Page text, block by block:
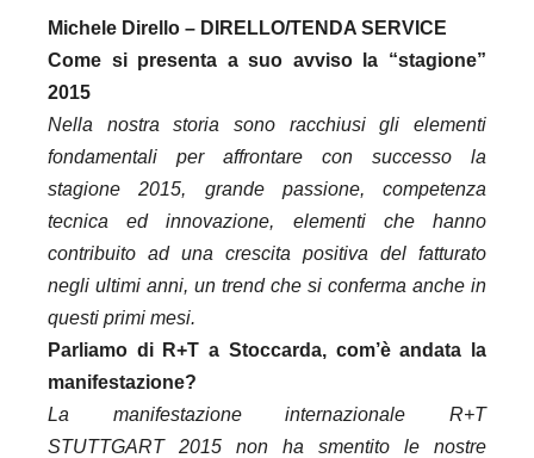
Michele Dirello – DIRELLO/TENDA SERVICE
Come si presenta a suo avviso la “stagione”
2015
Nella nostra storia sono racchiusi gli elementi
fondamentali per affrontare con successo la
stagione 2015, grande passione, competenza
tecnica ed innovazione, elementi che hanno
contribuito ad una crescita positiva del fatturato
negli ultimi anni, un trend che si conferma anche in
questi primi mesi.
Parliamo di R+T a Stoccarda, com’è andata la
manifestazione?
La manifestazione internazionale R+T
STUTTGART 2015 non ha smentito le nostre